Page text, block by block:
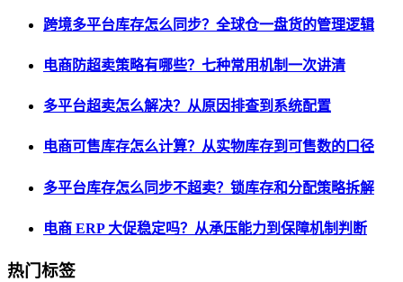
跨境多平台库存怎么同步？全球仓一盘货的管理逻辑
电商防超卖策略有哪些？七种常用机制一次讲清
多平台超卖怎么解决？从原因排查到系统配置
电商可售库存怎么计算？从实物库存到可售数的口径
多平台库存怎么同步不超卖？锁库存和分配策略拆解
电商 ERP 大促稳定吗？从承压能力到保障机制判断
热门标签